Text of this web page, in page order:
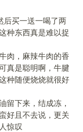
后买一送一喝了两
种东西真是难以捉
肉，麻辣牛肉的香
真是聪明啊，牛腱
种随便烧烧就很好
留下来，结成冻，
好且不去说，更关
惊叹